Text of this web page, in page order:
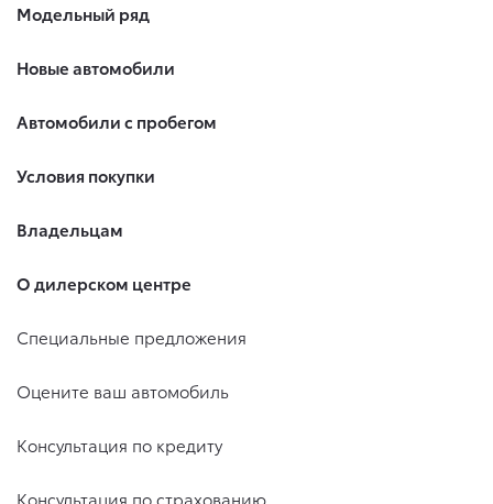
Модельный ряд
Новые автомобили
Автомобили с пробегом
Условия покупки
Владельцам
О дилерском центре
Специальные предложения
Оцените ваш автомобиль
Консультация по кредиту
Консультация по страхованию